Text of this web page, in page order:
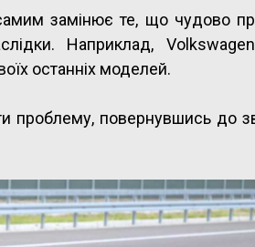
самим замінює те, що чудово
Наприклад,
останніх моделей.
проблему, повернувшись до